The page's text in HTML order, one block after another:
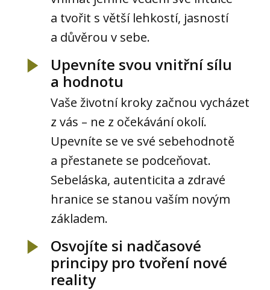
a tvořit s větší lehkostí, jasností
a důvěrou v sebe.
Upevníte svou vnitřní sílu
a hodnotu
Vaše životní kroky začnou vycházet
z vás – ne z očekávání okolí.
Upevníte se ve své sebehodnotě
a přestanete se podceňovat.
Sebeláska, autenticita a zdravé
hranice se stanou vaším novým
základem.
Osvojíte si nadčasové
principy pro tvoření nové
reality